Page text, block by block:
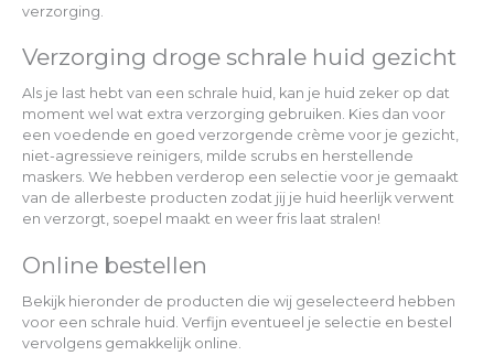
verzorging.
Verzorging droge schrale huid gezicht
Als je last hebt van een schrale huid, kan je huid zeker op dat
moment wel wat extra verzorging gebruiken. Kies dan voor
een voedende en goed verzorgende crème voor je gezicht,
niet-agressieve reinigers, milde scrubs en herstellende
maskers. We hebben verderop een selectie voor je gemaakt
van de allerbeste producten zodat jij je huid heerlijk verwent
en verzorgt, soepel maakt en weer fris laat stralen!
Online bestellen
Bekijk hieronder de producten die wij geselecteerd hebben
voor een schrale huid. Verfijn eventueel je selectie en bestel
vervolgens gemakkelijk online.